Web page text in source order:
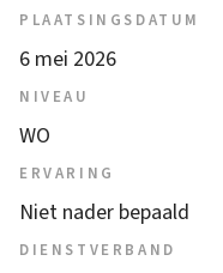
PLAATSINGSDATUM
6 mei 2026
NIVEAU
WO
ERVARING
Niet nader bepaald
DIENSTVERBAND